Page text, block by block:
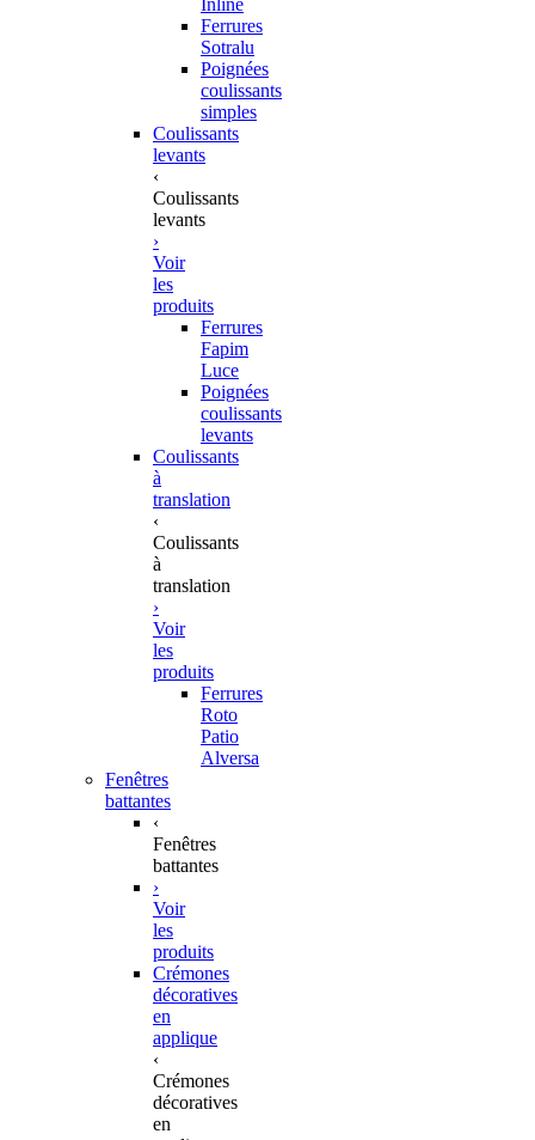
Ferrures
Sotralu
Poignées
coulissants
simples
Coulissants
levants
‹
Coulissants
levants
›
Voir
les
produits
Ferrures
Fapim
Luce
Poignées
coulissants
levants
Coulissants
à
translation
‹
Coulissants
à
translation
›
Voir
les
produits
Ferrures
Roto
Patio
Alversa
Fenêtres
battantes
‹
Fenêtres
battantes
›
Voir
les
produits
Crémones
décoratives
en
applique
‹
Crémones
décoratives
en